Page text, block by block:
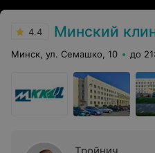
4.4 Минский клинический
Минск, ул. Семашко, 10 до